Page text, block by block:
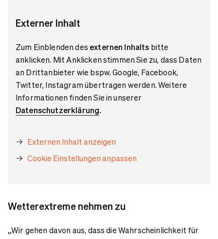
Externer Inhalt
Zum Einblenden des externen Inhalts bitte
anklicken. Mit Anklicken stimmen Sie zu, dass Daten
an Drittanbieter wie bspw. Google, Facebook,
Twitter, Instagram übertragen werden. Weitere
Informationen finden Sie in unserer
Datenschutzerklärung.
Externen Inhalt anzeigen
Cookie Einstellungen anpassen
Wetterextreme nehmen zu
„Wir gehen davon aus, dass die Wahrscheinlichkeit für